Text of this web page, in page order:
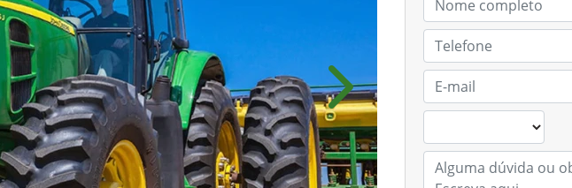
Próximo